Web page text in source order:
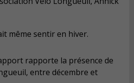
même sentir en hiver.
rapporte la présence de
entre décembre et